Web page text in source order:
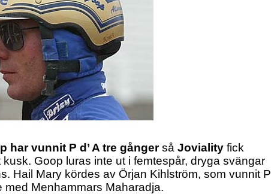
har vunnit P d’ A tre gångerså Joviality fick
kusk. Goop luras inte ut i femtespår, dryga svängar
Hail Mary kördes av Örjan Kihlström, som vunnit P
med Menhammars Maharadja.